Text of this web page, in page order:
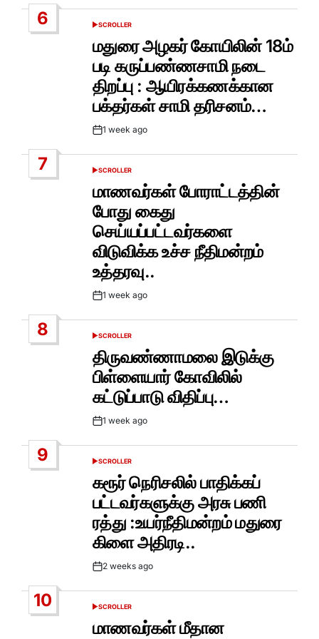
6
POSTED
SCROLLER
மதுரை அழகர் கோயிலின் 18ம்
படி கருப்பண்ணசாமி நடை
திறப்பு : ஆயிரக்கணக்கான
பக்தர்கள் சாமி தரிசனம்…
Post1 week ago
7
POSTED
SCROLLER
மாணவர்கள் போராட்டத்தின்
போது கைது
செய்யப்பட்டவர்களை
விடுவிக்க உச்ச நீதிமன்றம்
உத்தரவு..
Post1 week ago
8
POSTED
SCROLLER
திருவண்ணாமலை இடுக்கு
பிள்ளையார் கோவிலில்
கட்டுப்பாடு விதிப்பு…
Post1 week ago
9
POSTED
SCROLLER
கரூர் நெரிசலில் பாதிக்கப்
பட்டவர்களுக்கு அரசு பணி
ரத்து :உயர்நீதிமன்றம் மதுரை
கிளை அதிரடி..
Post2 weeks ago
10
POSTED
SCROLLER
மாணவர்கள் மீதான